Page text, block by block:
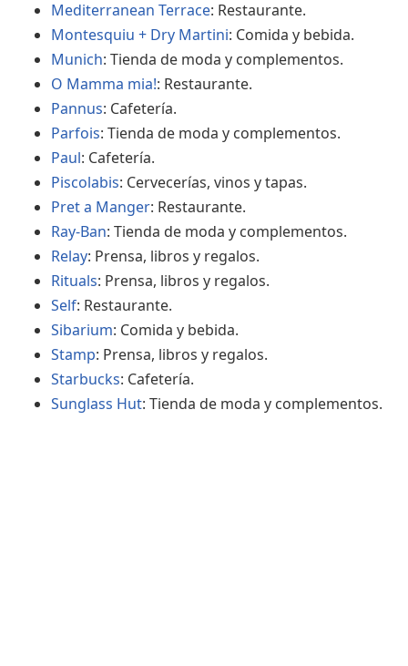
Mediterranean Terrace: Restaurante.
Montesquiu + Dry Martini: Comida y bebida.
Munich: Tienda de moda y complementos.
O Mamma mia!: Restaurante.
Pannus: Cafetería.
Parfois: Tienda de moda y complementos.
Paul: Cafetería.
Piscolabis: Cervecerías, vinos y tapas.
Pret a Manger: Restaurante.
Ray-Ban: Tienda de moda y complementos.
Relay: Prensa, libros y regalos.
Rituals: Prensa, libros y regalos.
Self: Restaurante.
Sibarium: Comida y bebida.
Stamp: Prensa, libros y regalos.
Starbucks: Cafetería.
Sunglass Hut: Tienda de moda y complementos.